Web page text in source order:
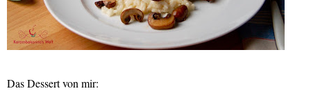
Das Dessert von mir: